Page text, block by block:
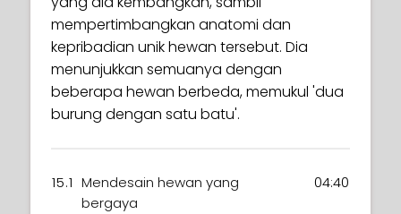
13.3 Alkitab Gaya: Informasi Teknis
14.1 Bentuk Cepat
14.2 Menentukan bentuk sekunder
14.3 Mewarnai karakter
mempertimbangkan anatomi dan
kepribadian unik hewan tersebut. Dia
menunjukkan semuanya dengan
beberapa hewan berbeda, memukul 'dua
burung dengan satu batu'.
15.1 Mendesain hewan yang
bergaya
04:40